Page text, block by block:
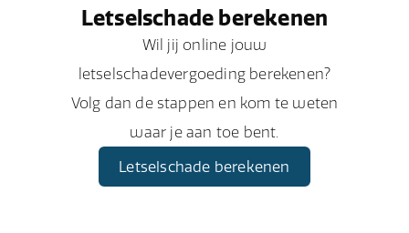
Letselschade berekenen
Wil jij online jouw
letselschadevergoeding berekenen?
Volg dan de stappen en kom te weten
waar je aan toe bent.
Letselschade berekenen